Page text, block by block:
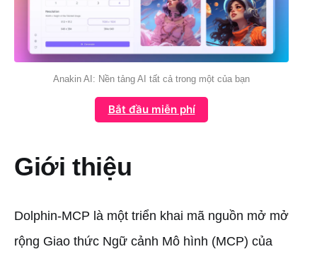
Anakin AI: Nền tảng AI tất cả trong một của bạn
Bắt đầu miễn phí
Giới thiệu
Dolphin-MCP là một triển khai mã nguồn mở mở
rộng Giao thức Ngữ cảnh Mô hình (MCP) của